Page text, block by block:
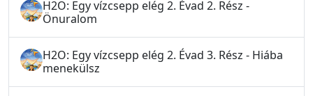
H2O: Egy vízcsepp elég 2. Évad 2. Rész -
Önuralom
H2O: Egy vízcsepp elég 2. Évad 3. Rész - Hiába
menekülsz